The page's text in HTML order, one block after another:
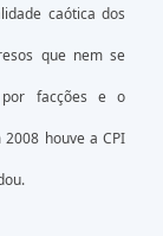
caótica dos
que nem se
por facções e o
houve a CPI